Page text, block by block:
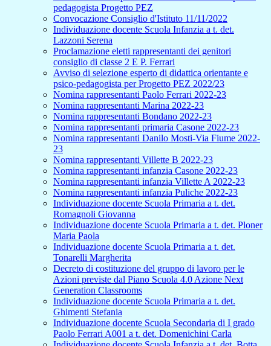
pedagogista Progetto PEZ
Convocazione Consiglio d'Istituto 11/11/2022
Individuazione docente Scuola Infanzia a t. det.
Lazzoni Serena
Proclamazione eletti rappresentanti dei genitori
consiglio di classe 2 E P. Ferrari
Avviso di selezione esperto di didattica orientante e
psico-pedagogista per Progetto PEZ 2022/23
Nomina rappresentanti Paolo Ferrari 2022-23
Nomina rappresentanti Marina 2022-23
Nomina rappresentanti Bondano 2022-23
Nomina rappresentanti primaria Casone 2022-23
Nomina rappresentanti Danilo Mosti-Via Fiume 2022-
23
Nomina rappresentanti Villette B 2022-23
Nomina rappresentanti infanzia Casone 2022-23
Nomina rappresentanti infanzia Villette A 2022-23
Nomina rappresentanti infanzia Puliche 2022-23
Individuazione docente Scuola Primaria a t. det.
Romagnoli Giovanna
Individuazione docente Scuola Primaria a t. det. Ploner
Maria Paola
Individuazione docente Scuola Primaria a t. det.
Tonarelli Margherita
Decreto di costituzione del gruppo di lavoro per le
Azioni previste dal Piano Scuola 4.0 Azione Next
Generation Classrooms
Individuazione docente Scuola Primaria a t. det.
Ghimenti Stefania
Individuazione docente Scuola Secondaria di I grado
Paolo Ferrari A001 a t. det. Domenichini Carla